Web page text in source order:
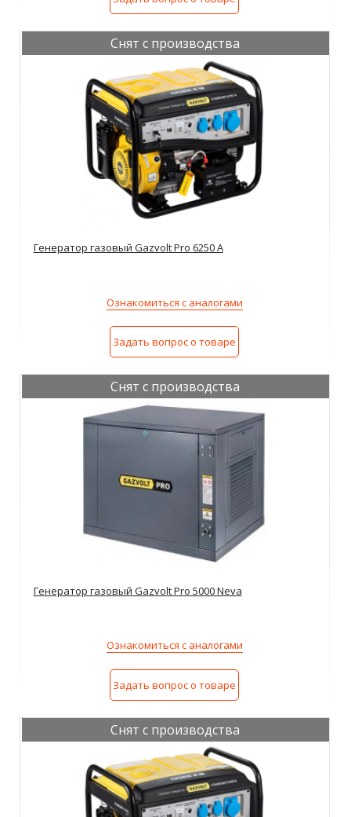
Снят с производства
Генератор газовый Gazvolt Pro 6250 A
Ознакомиться с аналогами
Задать вопрос о товаре
Снят с производства
Генератор газовый Gazvolt Pro 5000 Neva
Ознакомиться с аналогами
Задать вопрос о товаре
Снят с производства